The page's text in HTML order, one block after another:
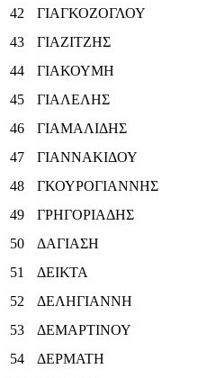
42
ΓΙΑΓΚΟΖΟΓΛΟΥ
43
ΓΙΑΖΙΤΖΗΣ
44
ΓΙΑΚΟΥΜΗ
45
ΓΙΑΛΕΛΗΣ
46
ΓΙΑΜΑΛΙΔΗΣ
47
ΓΙΑΝΝΑΚΙΔΟΥ
48
ΓΚΟΥΡΟΓΙΑΝΝΗΣ
49
ΓΡΗΓΟΡΙΑΔΗΣ
50
ΔΑΓΙΑΣΗ
51
ΔΕΙΚΤΑ
52
ΔΕΛΗΓΙΑΝΝΗ
53
ΔΕΜΑΡΤΙΝΟΥ
54
ΔΕΡΜΑΤΗ